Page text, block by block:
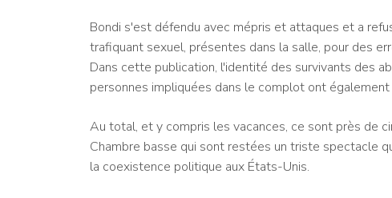
Bondi s'est défendu avec mépris et attaques et a
trafiquant sexuel, présentes dans la salle, pour des
Dans cette publication, l'identité des survivants des
personnes impliquées dans le complot ont
Au total, et y compris les vacances, ce sont près de
Chambre basse qui sont restées un triste spectacle
la coexistence politique aux États-Unis.